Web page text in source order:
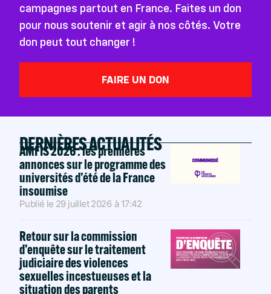
campagnes partout en France. Faites un don
pour nous soutenir et agir à nos côtés. Votre
don peut tout changer !
FAIRE UN DON
DERNIÈRES ACTUALITÉS
AMFIS 2026 : les premières
annonces sur le programme des
universités d’été de la France
insoumise
Publié le 29 juillet 2026 à 17:42
Retour sur la commission
d’enquête sur le traitement
judiciaire des violences
sexuelles incestueuses et la
situation des parents